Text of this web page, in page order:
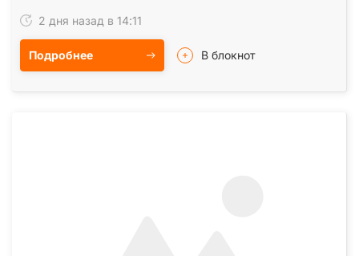
2 дня назад в 14:11
Подробнее В блокнот